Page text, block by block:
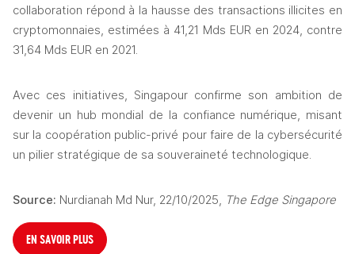
collaboration répond à la hausse des transactions illicites en
cryptomonnaies, estimées à 41,21 Mds EUR en 2024, contre
31,64 Mds EUR en 2021.
Avec ces initiatives, Singapour confirme son ambition de
devenir un hub mondial de la confiance numérique, misant
sur la coopération public-privé pour faire de la cybersécurité
un pilier stratégique de sa souveraineté technologique.
Source: Nurdianah Md Nur, 22/10/2025, The Edge Singapore
EN SAVOIR PLUS